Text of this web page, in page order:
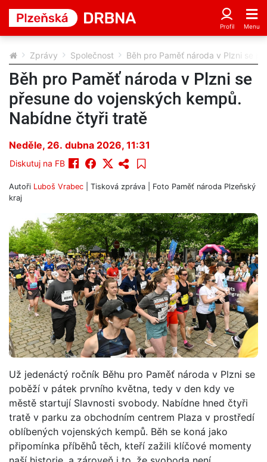
Zprávy Společnost Běh pro Paměť národa v Plzni se
Běh pro Paměť národa v Plzni se
přesune do vojenských kempů.
Nabídne čtyři tratě
Neděle, 26. dubna 2026, 11:31
Diskutuj na FB
Autoři Luboš Vrabec | Tisková zpráva | Foto Paměť národa Plzeňský
kraj
Už jedenáctý ročník Běhu pro Paměť národa v Plzni se
poběží v pátek prvního května, tedy v den kdy ve
městě startují Slavnosti svobody. Nabídne hned čtyři
tratě v parku za obchodním centrem Plaza v prostředí
oblíbených vojenských kempů. Běh se koná jako
připomínka příběhů těch, kteří zažili klíčové momenty